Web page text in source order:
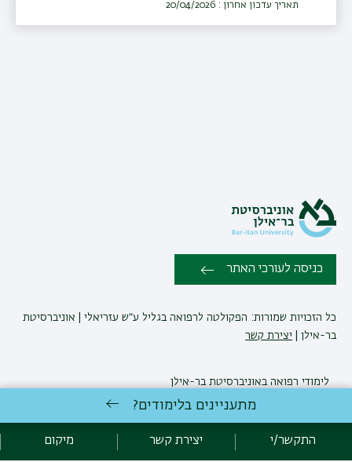
תאריך עדכון אחרון : 20/04/2026
כניסה לעורכי האתר
כל הזכויות שמורות: הפקולטה לרפואה בגליל ע״ש עזריאלי | אוניברסיטת
בר-אילן | יצירת קשר
לימודי רפואהבאוניברסיטת בר-אילן
אגף תקשוב, אוניברסיטת בר-אילן
אקדימה בר-אילן
מתעניינים בלימודים?
התקשר/י יצירת קשר מיקום